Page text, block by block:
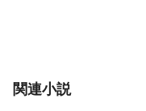
関連小説